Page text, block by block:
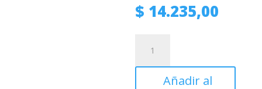
$ 14.235,00
LUMINOSO
CON
LETRASAñadir al